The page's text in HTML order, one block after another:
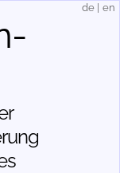
de en